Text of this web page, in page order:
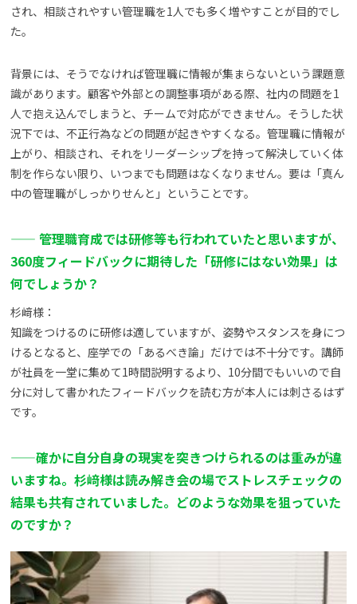
され、相談されやすい管理職を1人でも多く増やすことが目的でし
た。
背景には、そうでなければ管理職に情報が集まらないという課題意
識があります。顧客や外部との調整事項がある際、社内の問題を1
人で抱え込んでしまうと、チームで対応ができません。そうした状
況下では、不正行為などの問題が起きやすくなる。管理職に情報が
上がり、相談され、それをリーダーシップを持って解決していく体
制を作らない限り、いつまでも問題はなくなりません。要は「真ん
中の管理職がしっかりせんと」ということです。
—— 管理職育成では研修等も行われていたと思いますが、
360度フィードバックに期待した「研修にはない効果」は
何でしょうか？
杉﨑様：
知識をつけるのに研修は適していますが、姿勢やスタンスを身につ
けるとなると、座学での「あるべき論」だけでは不十分です。講師
が社員を一堂に集めて1時間説明するより、10分間でもいいので自
分に対して書かれたフィードバックを読む方が本人には刺さるはず
です。
——確かに自分自身の現実を突きつけられるのは重みが違
いますね。杉﨑様は読み解き会の場でストレスチェックの
結果も共有されていました。どのような効果を狙っていた
のですか？